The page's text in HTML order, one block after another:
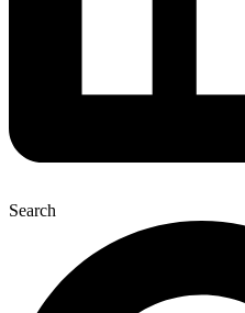
Search